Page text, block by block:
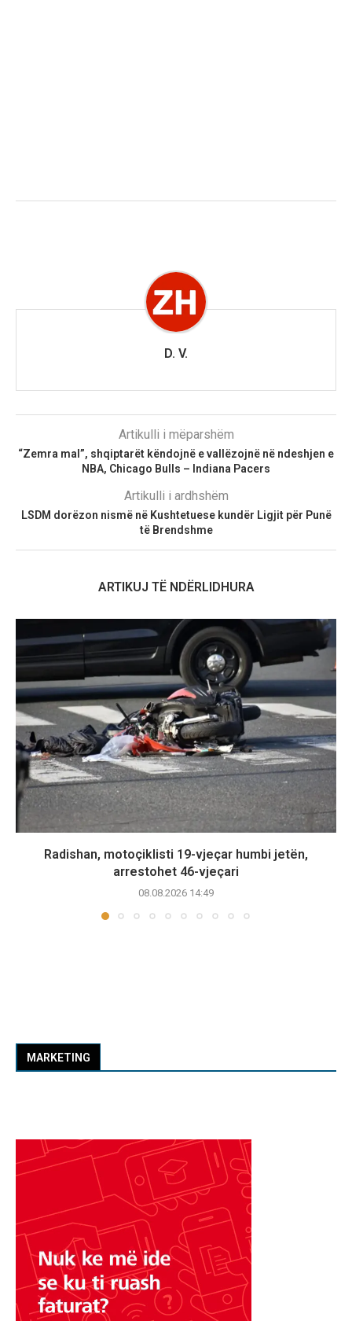
D. V.
Artikulli i mëparshëm
“Zemra mal”, shqiptarët këndojnë e vallëzojnë në ndeshjen e
NBA, Chicago Bulls – Indiana Pacers
Artikulli i ardhshëm
LSDM dorëzon nismë në Kushtetuese kundër Ligjit për Punë
të Brendshme
ARTIKUJ TË NDËRLIDHURA
Radishan, motoçiklisti 19-vjeçar humbi jetën,
arrestohet 46-vjeçari
08.08.2026 14:49
MARKETING